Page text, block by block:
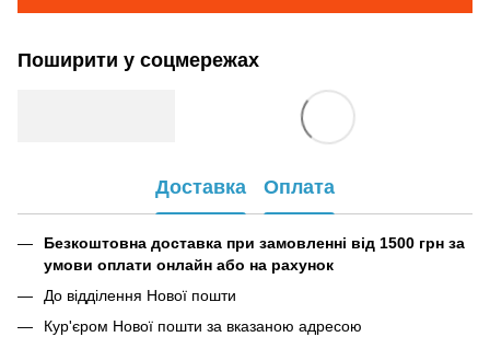
Поширити у соцмережах
Доставка Оплата
Безкоштовна доставка при замовленні від 1500 грн за
умови оплати онлайн або на рахунок
До відділення Нової пошти
Кур'єром Нової пошти за вказаною адресою